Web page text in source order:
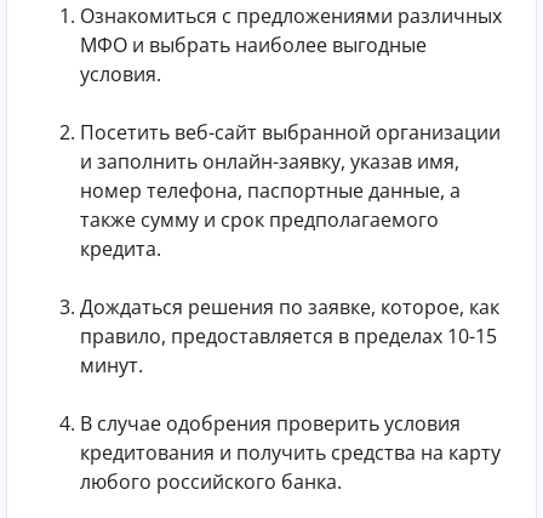
Ознакомиться с предложениями различных
МФО и выбрать наиболее выгодные
условия.
Посетить веб-сайт выбранной организации
и заполнить онлайн-заявку, указав имя,
номер телефона, паспортные данные, а
также сумму и срок предполагаемого
кредита.
Дождаться решения по заявке, которое, как
правило, предоставляется в пределах 10-15
минут.
В случае одобрения проверить условия
кредитования и получить средства на карту
любого российского банка.